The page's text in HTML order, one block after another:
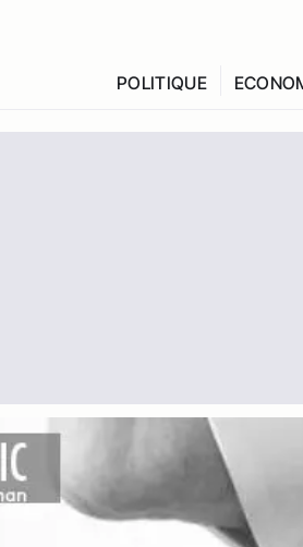
POLITIQUE